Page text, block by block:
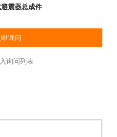
震器总成件
询问
询问列表